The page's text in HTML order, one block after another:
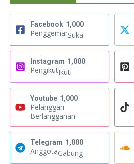
Facebook 1,000
PenggemarSuka
Instagram 1,000
PengikutIkuti
Youtube 1,000
Pelanggan
Berlangganan
Telegram 1,000
AnggotaGabung